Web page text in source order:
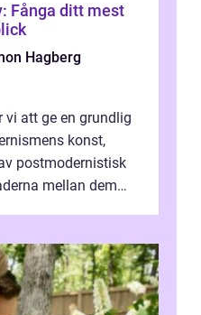
Fånga ditt mest
Hagberg
vi att ge en grundlig
konst,
postmodernistisk
mellan dem